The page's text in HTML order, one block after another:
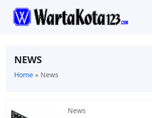
NEWS
Home » News
News